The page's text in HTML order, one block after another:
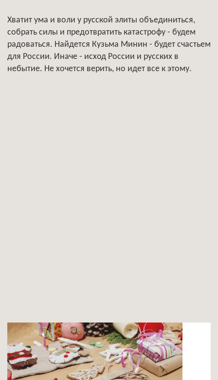
Хватит ума и воли у русской элиты объединиться,
собрать силы и предотвратить катастрофу - будем
радоваться. Найдется Кузьма Минин - будет счастьем
для России. Иначе - исход России и русских в
небытие. Не хочется верить, но идет все к этому.